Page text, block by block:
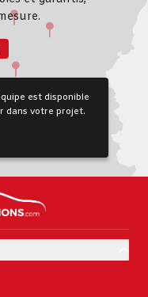
est disponible
dans votre projet.